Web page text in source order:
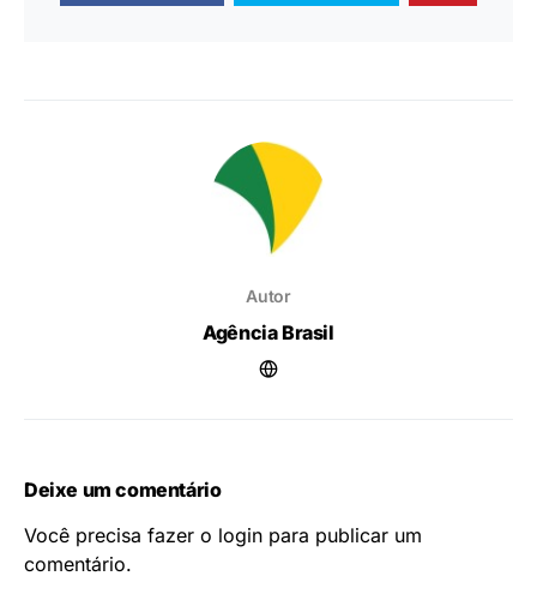
Autor
Agência Brasil
Deixe um comentário
Você precisa fazer o login para publicar um
comentário.